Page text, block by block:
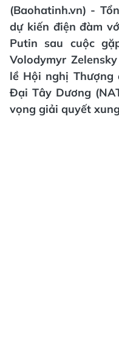
(Baohatinh.vn) -
dự kiến điện đàm
Putin sau cuộc
Volodymyr
lề Hội nghị Thượng
Đại Tây Dương
vọng giải quyết